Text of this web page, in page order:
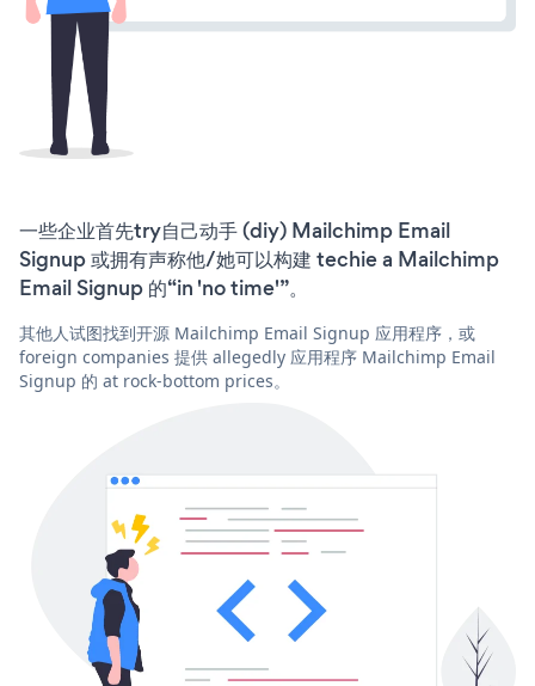
一些企业首先try自己动手 (diy) Mailchimp Email
Signup 或拥有声称他/她可以构建 techie a Mailchimp
Email Signup 的“in 'no time'”。
其他人试图找到开源 Mailchimp Email Signup 应用程序，或
foreign companies 提供 allegedly 应用程序 Mailchimp Email
Signup 的 at rock-bottom prices。